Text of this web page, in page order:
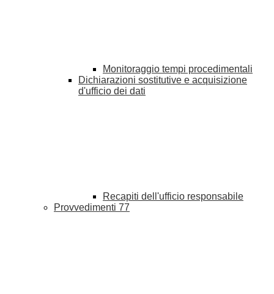
Monitoraggio tempi procedimentali
Dichiarazioni sostitutive e acquisizione
d'ufficio dei dati
Recapiti dell'ufficio responsabile
Provvedimenti 77